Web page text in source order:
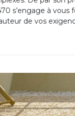
s’engage à vous
de vos